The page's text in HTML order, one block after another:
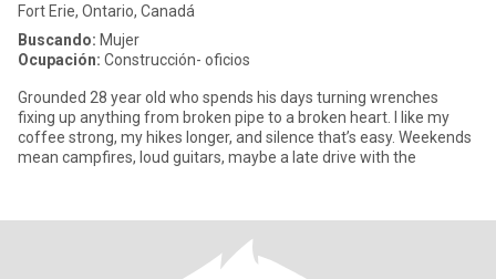
Fort Erie, Ontario, Canadá
Buscando: Mujer
Ocupación: Construcción- oficios
Grounded 28 year old who spends his days turning wrenches
fixing up anything from broken pipe to a broken heart. I like my
coffee strong, my hikes longer, and silence that’s easy. Weekends
mean campfires, loud guitars, maybe a late drive with the